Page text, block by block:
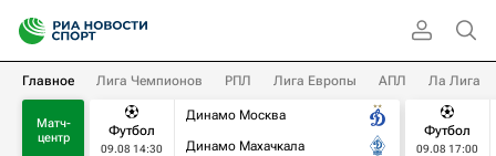
Главное Лига Чемпионов РПЛ Лига Европы АПЛ Ла Лига
Матч-
центр
Футбол
09.08 14:30
Динамо Москва
Динамо Махачкала
Футбол
09.08 17:00